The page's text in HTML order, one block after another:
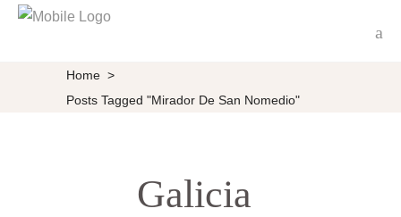
Home >
Posts Tagged "Mirador De San Nomedio"
Galicia